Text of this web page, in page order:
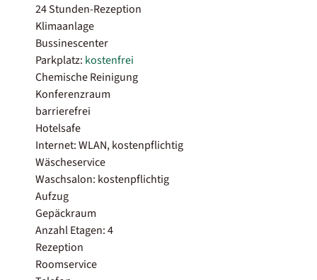
24 Stunden-Rezeption
Klimaanlage
Bussinescenter
Parkplatz: kostenfrei
Chemische Reinigung
Konferenzraum
barrierefrei
Hotelsafe
Internet: WLAN, kostenpflichtig
Wäscheservice
Waschsalon: kostenpflichtig
Aufzug
Gepäckraum
Anzahl Etagen: 4
Rezeption
Roomservice